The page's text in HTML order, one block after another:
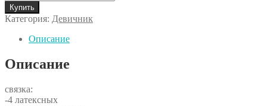
товара
Сет
№8.58
Купить
Категория: Девичник
Описание
Описание
связка:
-4 латексных